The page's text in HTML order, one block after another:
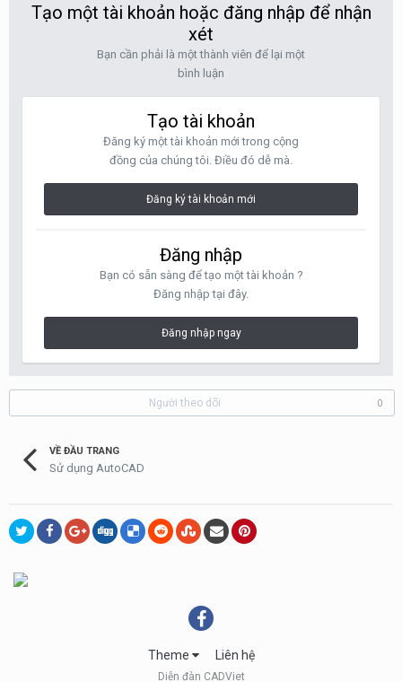
Tạo một tài khoản hoặc đăng nhập để nhận
xét
Bạn cần phải là một thành viên để lại một
bình luận
Tạo tài khoản
Đăng ký một tài khoản mới trong cộng
đồng của chúng tôi. Điều đó dễ mà.
Đăng ký tài khoản mới
Đăng nhập
Bạn có sẵn sàng để tạo một tài khoản ?
Đăng nhập tại đây.
Đăng nhập ngay
Người theo dõi 0
VỀ ĐẦU TRANG
Sử dụng AutoCAD
Theme Liên hệ
Diễn đàn CADViet